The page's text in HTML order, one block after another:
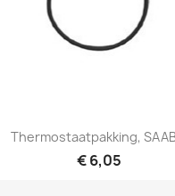
Snel bekijken
Thermostaatpakking,
€ 6,05